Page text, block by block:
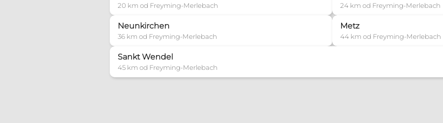
20 km od Freyming-Merlebach 24 km od Freyming-Merlebach
Neunkirchen
36 km od Freyming-Merlebach
Metz
44 km od Freyming-Merlebach
Sankt Wendel
45 km od Freyming-Merlebach